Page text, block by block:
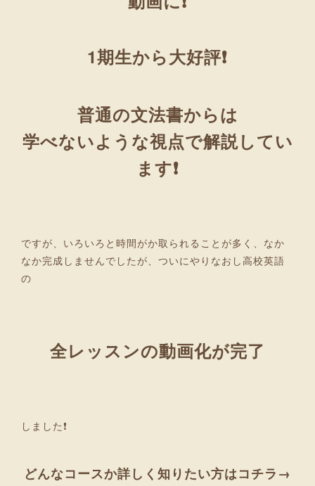
1期生から大好評❗
普通の文法書からは
学べないような視点で解説してい
ます❗
ですが、いろいろと時間がか取られることが多く、なか
なか完成しませんでしたが、ついにやりなおし高校英語
の
全レッスンの動画化が完了
しました❗
どんなコースか詳しく知りたい方はコチラ→